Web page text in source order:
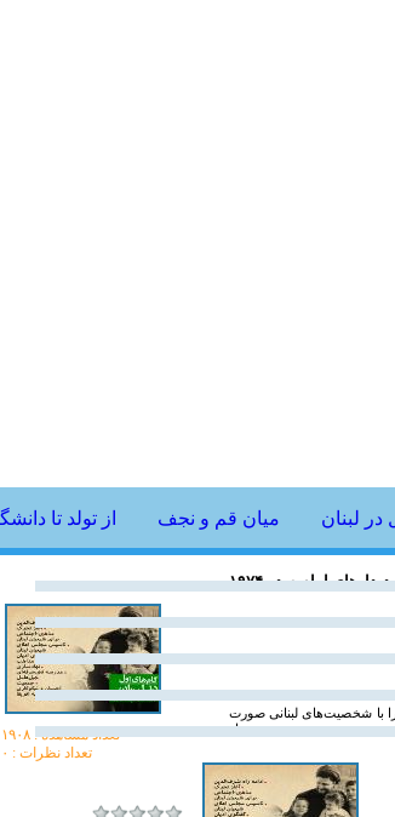
از تولد تا میان قم و نجف در لبنان
ديدارهاى امام صدر
را با شخصیت‌های لبنانی صورت
داد.
تعداد مشاهده :‌ ۱۹۰۸
تعداد نظرات : ۰